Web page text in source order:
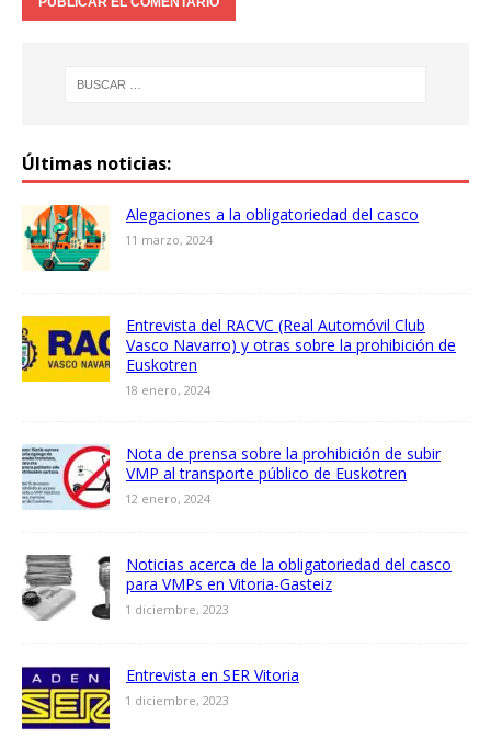
Últimas noticias:
Alegaciones a la obligatoriedad del casco
11 marzo, 2024
Entrevista del RACVC (Real Automóvil Club
Vasco Navarro) y otras sobre la prohibición de
Euskotren
18 enero, 2024
Nota de prensa sobre la prohibición de subir
VMP al transporte público de Euskotren
12 enero, 2024
Noticias acerca de la obligatoriedad del casco
para VMPs en Vitoria-Gasteiz
1 diciembre, 2023
Entrevista en SER Vitoria
1 diciembre, 2023